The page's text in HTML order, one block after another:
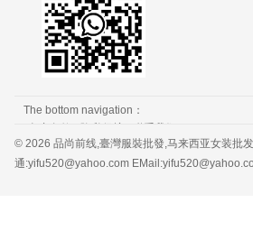
The bottom navigation：
免责条款
隐私保护
联系我们
© 2026 品尚前线,臺灣服裝批發,马来西亚女装批
通:yifu520@yahoo.com